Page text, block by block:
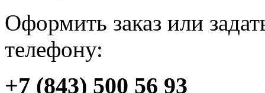
Оформить заказ или
телефону:
+7 (843) 500 56 93